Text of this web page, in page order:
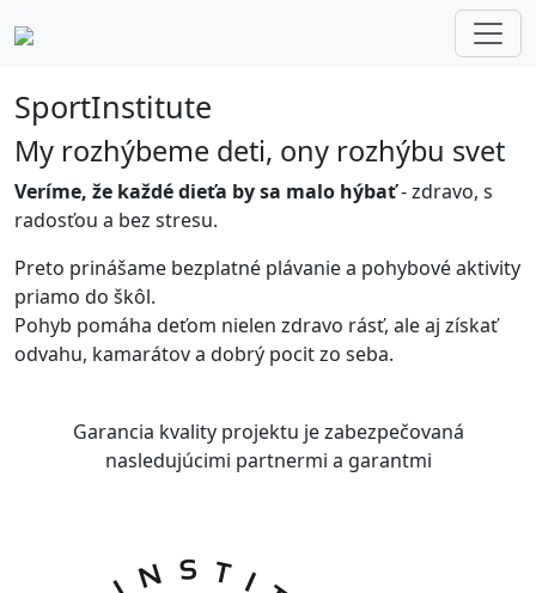
SportInstitute
My rozhýbeme deti, ony rozhýbu svet
Veríme, že každé dieťa by sa malo hýbať- zdravo, s
radosťou a bez stresu.
Preto prinášame bezplatné plávanie a pohybové aktivity
priamo do škôl.
Pohyb pomáha deťom nielen zdravo rásť, ale aj získať
odvahu, kamarátov a dobrý pocit zo seba.
Garancia kvality projektu je zabezpečovaná
nasledujúcimi partnermi a garantmi